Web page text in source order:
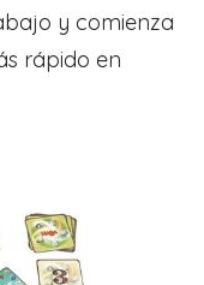
y comienza
rápido en